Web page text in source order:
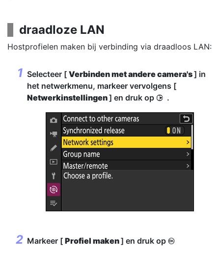
draadloze LAN
Hostprofielen maken bij verbinding via draadloos LAN:
Selecteer [ Verbinden met andere camera's] in
het netwerkmenu, markeer vervolgens [
Netwerkinstellingen] en druk op 2 .
Markeer [ Profiel maken] en druk op J